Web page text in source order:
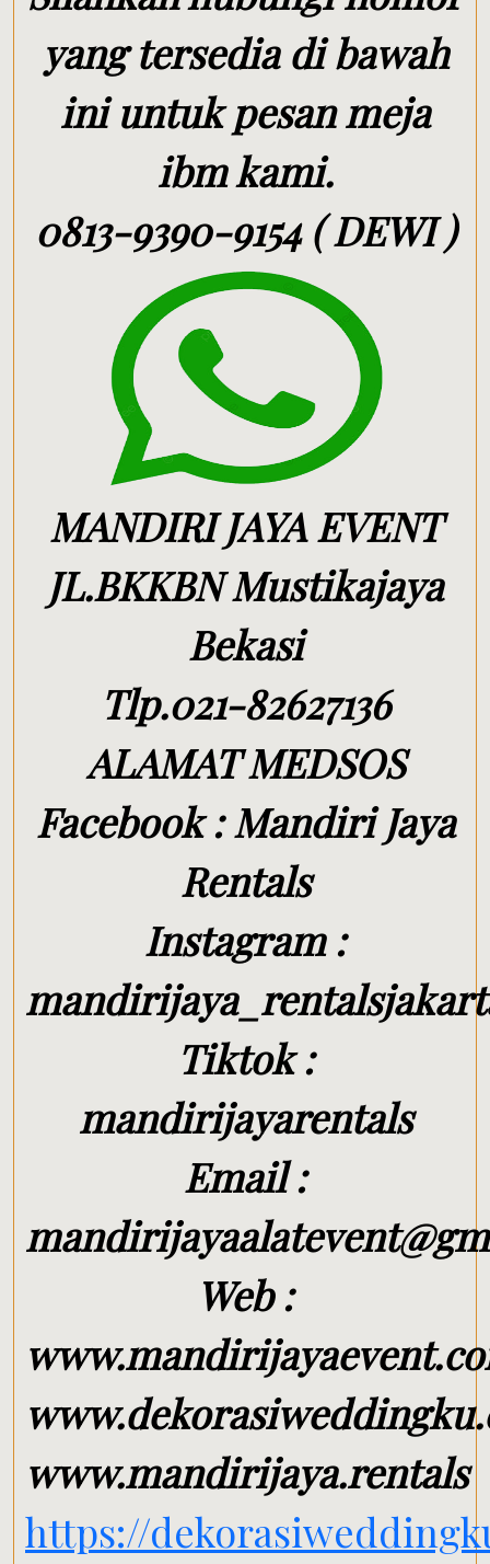
yang tersedia di bawah
ini untuk pesan meja
ibm kami.
0813-9390-9154 ( DEWI )
MANDIRI JAYA EVENT
JL.BKKBN Mustikajaya
Bekasi
Tlp.021-82627136
ALAMAT MEDSOS
Facebook : Mandiri Jaya
Rentals
Instagram :
Tiktok :
mandirijayarentals
Email :
Web :
www.mandirijaya.rentals
https://